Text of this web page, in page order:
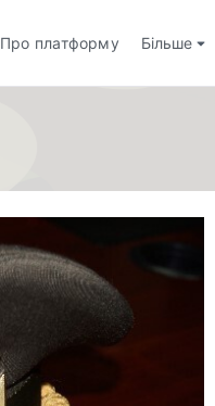
Про платформу Більше